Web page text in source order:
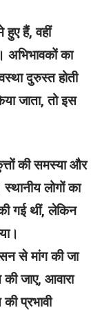
हैं, वहीं
अभिभावकों का
दुरुस्त होती
जाता, तो इस
की समस्या और
लोगों का
गई थीं, लेकिन
से मांग की जा
की जाए, आवारा
प्रभावी